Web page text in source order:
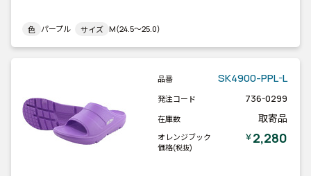
色 パープル サイズ M(24.5～25.0)
品番 SK4900-PPL-L
発注コード 736-0299
在庫数 取寄品
オレンジブック
価格(税抜)
￥2,280